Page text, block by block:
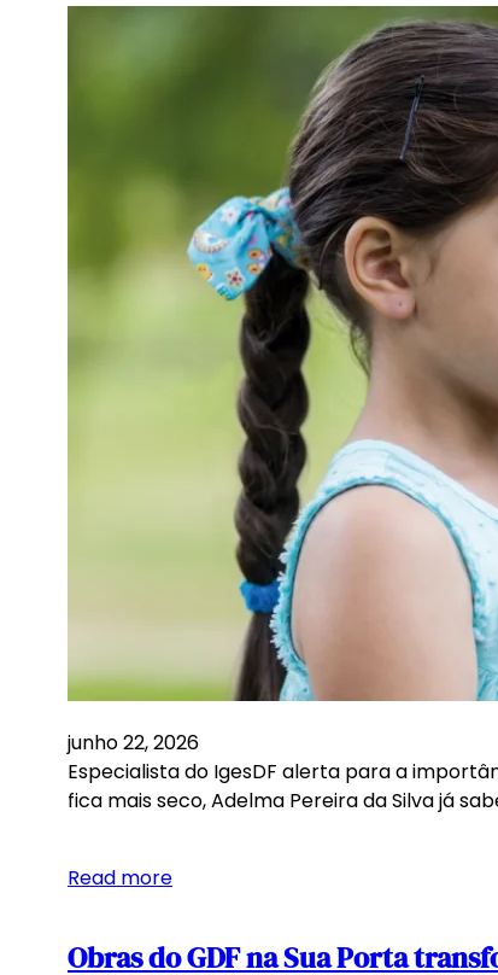
junho 22, 2026
Especialista do IgesDF alerta para a
fica mais seco, Adelma Pereira da Silva já
Read more
Obras do GDF na Sua Porta